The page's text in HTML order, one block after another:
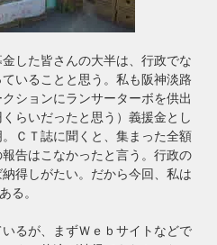
した皆さんの大半は、行政でな
いることと思う。私も阪神淡路
ションにランサーターボを供出
らいだったと思う）義援金とし
ＣＴ誌に聞くと、集まった全額
告はこなかったと言う。行政の
得しがたい。だから今回、私は
る。
るが、まずＷｅｂサイトなどで